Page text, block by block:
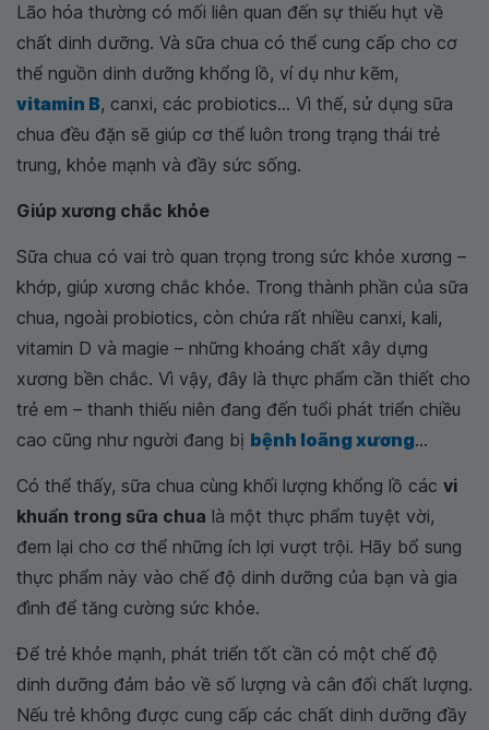
Lão hóa thường có mối liên quan đến sự thiếu hụt về
chất dinh dưỡng. Và sữa chua có thể cung cấp cho cơ
thể nguồn dinh dưỡng khổng lồ, ví dụ như kẽm,
vitamin B, canxi, các probiotics... Vì thế, sử dụng sữa
chua đều đặn sẽ giúp cơ thể luôn trong trạng thái trẻ
trung, khỏe mạnh và đầy sức sống.
Giúp xương chắc khỏe
Sữa chua có vai trò quan trọng trong sức khỏe xương –
khớp, giúp xương chắc khỏe. Trong thành phần của sữa
chua, ngoài probiotics, còn chứa rất nhiều canxi, kali,
vitamin D và magie – những khoáng chất xây dựng
xương bền chắc. Vì vậy, đây là thực phẩm cần thiết cho
trẻ em – thanh thiếu niên đang đến tuổi phát triển chiều
cao cũng như người đang bị bệnh loãng xương...
Có thể thấy, sữa chua cùng khối lượng khổng lồ các vi
khuẩn trong sữa chua là một thực phẩm tuyệt vời,
đem lại cho cơ thể những ích lợi vượt trội. Hãy bổ sung
thực phẩm này vào chế độ dinh dưỡng của bạn và gia
đình để tăng cường sức khỏe.
Để trẻ khỏe mạnh, phát triển tốt cần có một chế độ
dinh dưỡng đảm bảo về số lượng và cân đối chất lượng.
Nếu trẻ không được cung cấp các chất dinh dưỡng đầy